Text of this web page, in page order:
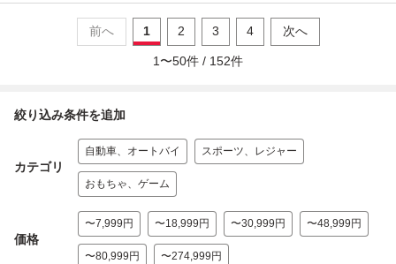
前へ 1 2 3 4 次へ
1 〜50件 / 152件
絞り込み条件を追加
カテゴリ
自動車、オートバイ スポーツ、レジャー
おもちゃ、ゲーム
価格
〜7,999円 〜18,999円 〜30,999円 〜48,999円
〜80,999円 〜274,999円